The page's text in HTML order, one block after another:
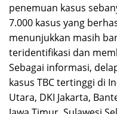
penemuan kasus
7.000 kasus yang
menunjukkan masih
teridentifikasi dan
Sebagai informasi,
kasus TBC tertinggi di
Utara, DKI Jakarta,